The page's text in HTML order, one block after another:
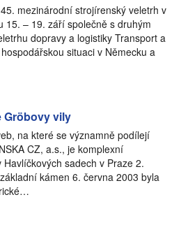
mezinárodní strojírenský veletrh v
15. – 19. září společně s druhým
dopravy a logistiky Transport a
situaci v Německu a
Gröbovy vily
na které se významně podílejí
CZ, a.s., je komplexní
sadech v Praze 2.
kámen 6. června 2003 byla